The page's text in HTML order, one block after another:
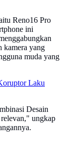
Reno16 Pro
ini
kamera yang
muda yang
Laku
Desain
ungkap